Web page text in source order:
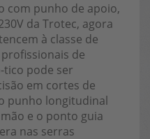
com punho de apoio,
da Trotec, agora
à classe de
de
tico pode ser
em cortes de
punho longitudinal
e o ponto guia
nas serras